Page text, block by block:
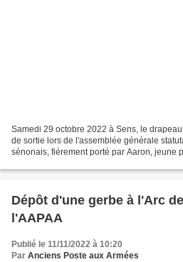
Samedi 29 octobre 2022 à Sens, le
de sortie lors de l'assemblée générale
sénonais, fiérement porté par Aaron, jeune
Dépôt d'une gerbe à l'Arc
l'AAPAA
Publié le 11/11/2022 à 10:20
Par Anciens Poste aux Armées